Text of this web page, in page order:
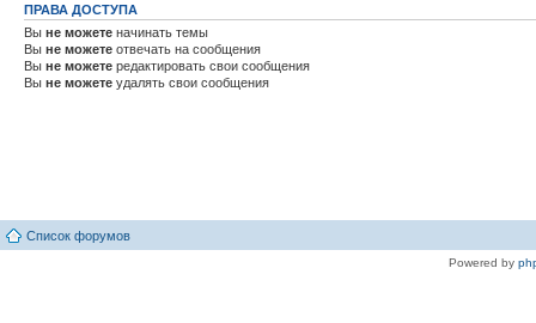
ПРАВА ДОСТУПА
Вы не можете начинать темы
Вы не можете отвечать на сообщения
Вы не можете редактировать свои сообщения
Вы не можете удалять свои сообщения
Список форумов
Powered by